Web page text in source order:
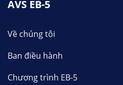
AVS EB-5
Về chúng tôi
Ban điều hành
Chương trình EB-5